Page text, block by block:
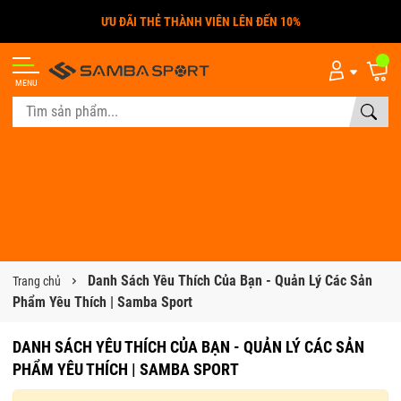
ƯU ĐÃI THẺ THÀNH VIÊN LÊN ĐẾN 10%
MENU
Trang chủ
Danh Sách Yêu Thích Của Bạn - Quản Lý Các Sản
Phẩm Yêu Thích | Samba Sport
DANH SÁCH YÊU THÍCH CỦA BẠN - QUẢN LÝ CÁC SẢN
PHẨM YÊU THÍCH | SAMBA SPORT